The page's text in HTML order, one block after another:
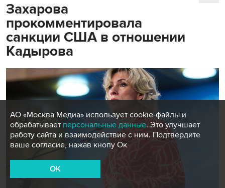
Захарова
прокомментировала
санкции США в отношении
Кадырова
АО «Москва Медиа» использует cookie-файлы и
обрабатывает персональные данные. Это улучшает
работу сайта и взаимодействие с ним. Подтвердите
ваше согласие, нажав кнопу Ок
OK